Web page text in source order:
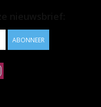
ABONNEER